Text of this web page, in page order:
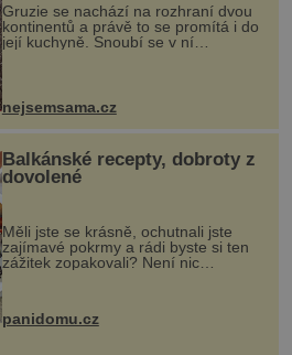
Gruzie se nachází na rozhraní dvou
kontinentů a právě to se promítá i do
její kuchyně. Snoubí se v ní
evropské a asijské chutě a díky tomu
vznikají rozmanité a chuťově bohaté
pokrmy, které rozhodně st...
nejsemsama.cz
Balkánské recepty, dobroty z
dovolené
Měli jste se krásně, ochutnali jste
zajímavé pokrmy a rádi byste si ten
zážitek zopakovali? Není nic
snazšího. Pljeskavica (10 porcí)
Možná jste ji ochutnali na dovolené v
bývalé Jugoslávii, lze ji vi...
panidomu.cz